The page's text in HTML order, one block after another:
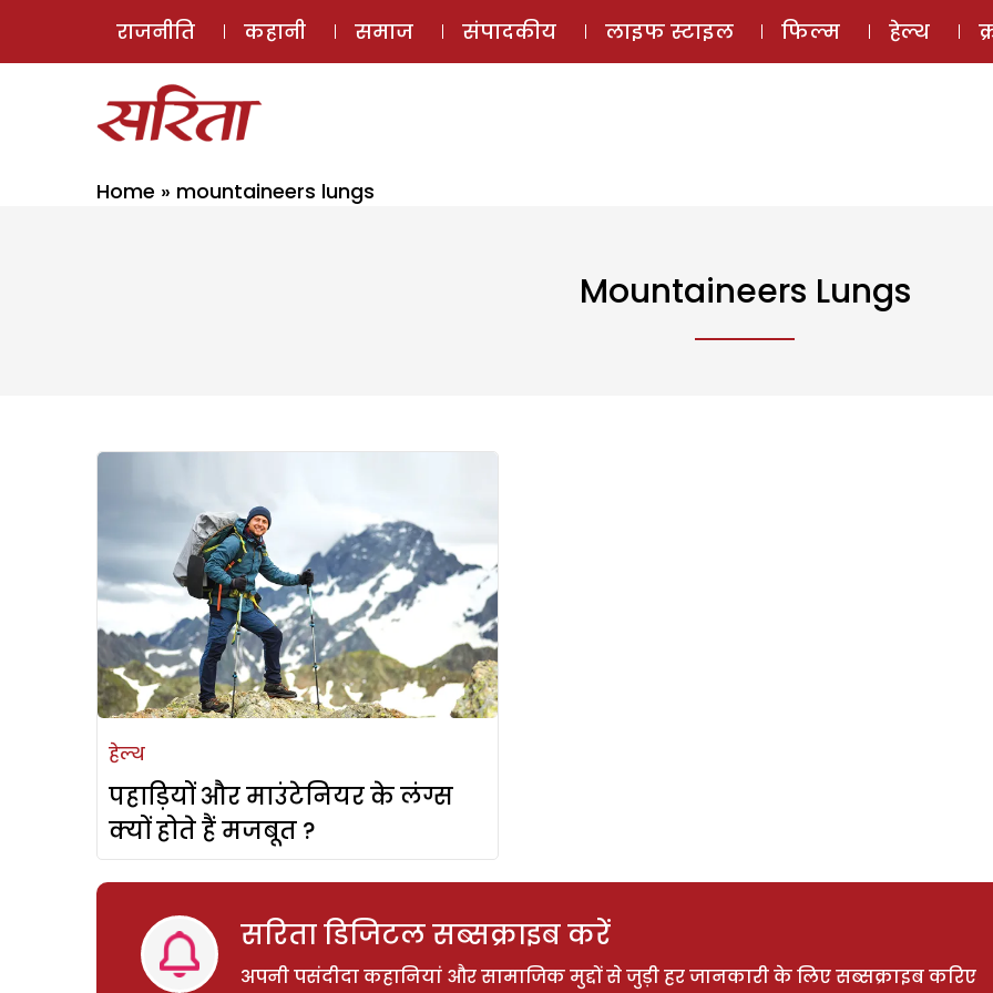
ई-मैगज़ीन
राजनीति कहानी समाज संपादकीय लाइफ स्टाइल फिल्म हेल्थ
Home » mountaineers lungs
Mountaineers Lungs
हेल्थ
पहाड़ियों और माउंटेनियर के लंग्स
क्यों होते हैं मजबूत ?
सरिता डिजिटल सब्सक्राइब करें
अपनी पसंदीदा कहानियां और सामाजिक मुद्दों से जुड़ी हर जानकारी के लिए सब्सक्राइब करिए